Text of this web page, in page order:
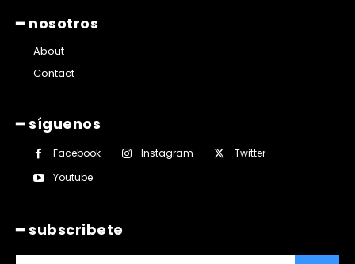
━ nosotros
About
Contact
━ síguenos
Facebook Instagram
Twitter
Youtube
━ subscribete